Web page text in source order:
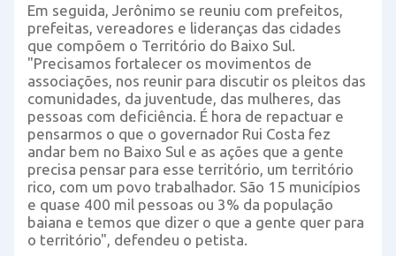
Em seguida, Jerônimo se reuniu com prefeitos,
prefeitas, vereadores e lideranças das cidades
que compõem o Território do Baixo Sul.
"Precisamos fortalecer os movimentos de
associações, nos reunir para discutir os pleitos das
comunidades, da juventude, das mulheres, das
pessoas com deficiência. É hora de repactuar e
pensarmos o que o governador Rui Costa fez
andar bem no Baixo Sul e as ações que a gente
precisa pensar para esse território, um território
rico, com um povo trabalhador. São 15 municípios
e quase 400 mil pessoas ou 3% da população
baiana e temos que dizer o que a gente quer para
o território", defendeu o petista.